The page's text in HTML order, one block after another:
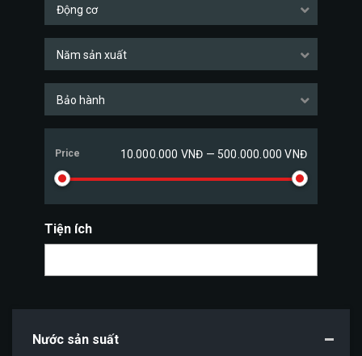
Động cơ
Năm sản xuất
Bảo hành
Price 10.000.000 VNĐ — 500.000.000 VNĐ
Tiện ích
Nước sản suất